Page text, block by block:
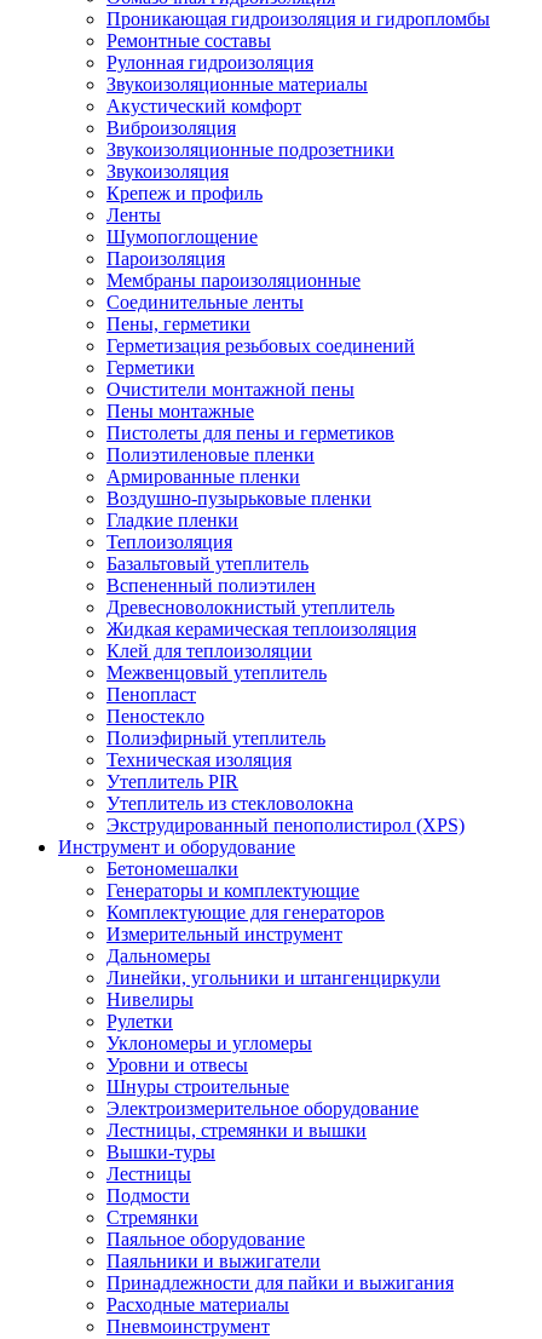
Проникающая гидроизоляция и гидропломбы
Ремонтные составы
Рулонная гидроизоляция
Звукоизоляционные материалы
Акустический комфорт
Виброизоляция
Звукоизоляционные подрозетники
Звукоизоляция
Крепеж и профиль
Ленты
Шумопоглощение
Пароизоляция
Мембраны пароизоляционные
Соединительные ленты
Пены, герметики
Герметизация резьбовых соединений
Герметики
Очистители монтажной пены
Пены монтажные
Пистолеты для пены и герметиков
Полиэтиленовые пленки
Армированные пленки
Воздушно-пузырьковые пленки
Гладкие пленки
Теплоизоляция
Базальтовый утеплитель
Вспененный полиэтилен
Древесноволокнистый утеплитель
Жидкая керамическая теплоизоляция
Клей для теплоизоляции
Межвенцовый утеплитель
Пенопласт
Пеностекло
Полиэфирный утеплитель
Техническая изоляция
Утеплитель PIR
Утеплитель из стекловолокна
Экструдированный пенополистирол (XPS)
Инструмент и оборудование
Бетономешалки
Генераторы и комплектующие
Комплектующие для генераторов
Измерительный инструмент
Дальномеры
Линейки, угольники и штангенциркули
Нивелиры
Рулетки
Уклономеры и угломеры
Уровни и отвесы
Шнуры строительные
Электроизмерительное оборудование
Лестницы, стремянки и вышки
Вышки-туры
Лестницы
Подмости
Стремянки
Паяльное оборудование
Паяльники и выжигатели
Принадлежности для пайки и выжигания
Расходные материалы
Пневмоинструмент